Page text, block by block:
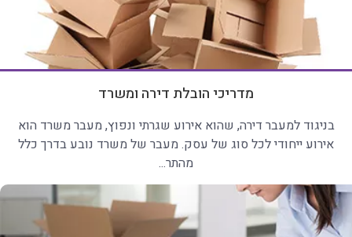
מדריכי הובלת דירה ומשרד
בניגוד למעבר דירה, שהוא אירוע שגרתי ונפוץ, מעבר משרד הוא
אירוע ייחודי לכל סוג של עסק. מעבר של משרד נובע בדרך כלל
מהתר...